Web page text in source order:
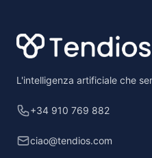
L'intelligenza artificiale che
+34 910 769 882
ciao@tendios.com